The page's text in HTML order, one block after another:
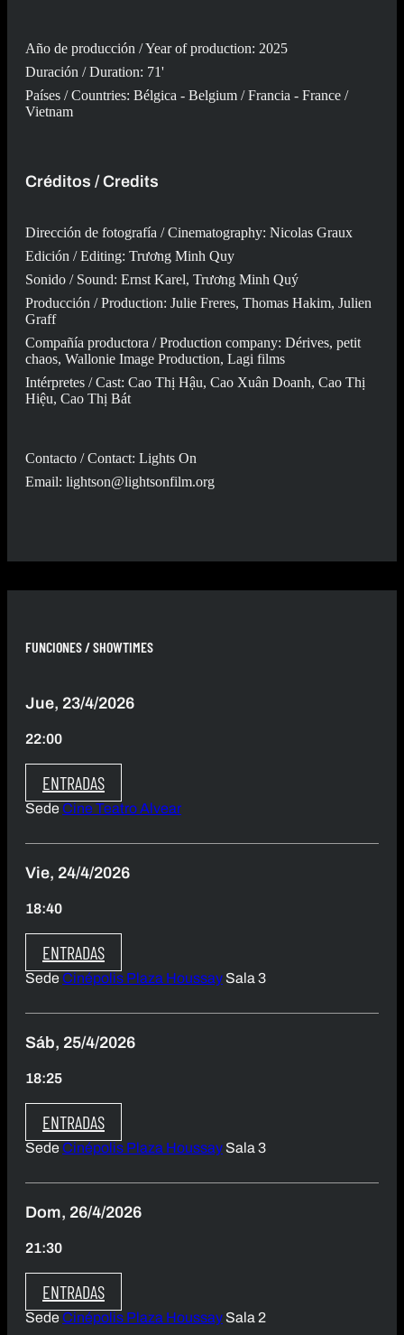
Año de producción / Year of production: 2025
Duración / Duration: 71'
Países / Countries: Bélgica - Belgium / Francia - France /
Vietnam
Créditos / Credits
Dirección de fotografía / Cinematography: Nicolas Graux
Edición / Editing: Trương Minh Quy
Sonido / Sound: Ernst Karel, Trương Minh Quý
Producción / Production: Julie Freres, Thomas Hakim, Julien
Graff
Compañía productora / Production company: Dérives, petit
chaos, Wallonie Image Production, Lagi films
Intérpretes / Cast: Cao Thị Hậu, Cao Xuân Doanh, Cao Thị
Hiệu, Cao Thị Bát
Contacto / Contact: Lights On
Email: lightson@lightsonfilm.org
FUNCIONES / SHOWTIMES
Jue, 23/4/2026
22:00
ENTRADAS
Sede Cine Teatro Alvear
Vie, 24/4/2026
18:40
ENTRADAS
Sede Cinépolis Plaza Houssay Sala 3
Sáb, 25/4/2026
18:25
ENTRADAS
Sede Cinépolis Plaza Houssay Sala 3
Dom, 26/4/2026
21:30
ENTRADAS
Sede Cinépolis Plaza Houssay Sala 2